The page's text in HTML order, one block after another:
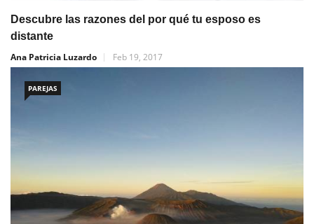
Descubre las razones del por qué tu esposo es
distante
Ana Patricia Luzardo
Feb 19, 2017
PAREJAS